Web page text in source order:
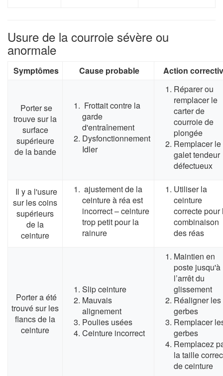
Usure de la courroie sévère ou
anormale
Symptômes Cause probable Action
Porter se
trouve sur la
surface
supérieure
de la bande
Frottait contre la
garde
d'entraînement
Dysfonctionnement
Idler
Réparer ou
remplacer le
carter de
courroie de
plongée
Remplacer le
galet tendeur
défectueux
Il y a l'usure
sur les coins
supérieurs
de la
ceinture
ajustement de la
ceinture à réa est
incorrect – ceinture
trop petit pour la
rainure
Utiliser la
ceinture
correcte pour
combinaison
des réas
Porter a été
trouvé sur les
flancs de la
ceinture
Slip ceinture
Mauvais
alignement
Poulies usées
Ceinture incorrect
Maintien en
poste jusqu'à
l’arrêt du
glissement
Réaligner les
gerbes
Remplacer
gerbes
Remplacez
la taille
de ceinture